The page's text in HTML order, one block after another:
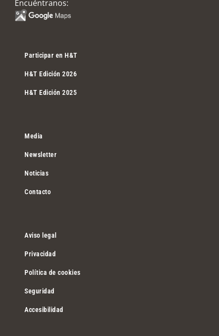
Encuéntranos:
Participar en H&T
H&T Edición 2026
H&T Edición 2025
Media
Newsletter
Noticias
Contacto
Aviso legal
Privacidad
Política de cookies
Seguridad
Accesibilidad